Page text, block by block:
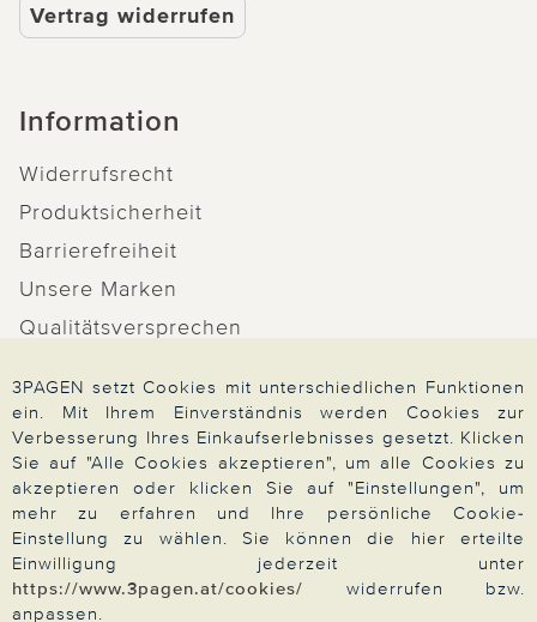
Vertrag widerrufen
Information
Widerrufsrecht
Produktsicherheit
Barrierefreiheit
Unsere Marken
Qualitätsversprechen
Zahlung & Versand
Über 3PAGEN
3PAGEN setzt Cookies mit unterschiedlichen Funktionen
ein. Mit Ihrem Einverständnis werden Cookies zur
Verbesserung Ihres Einkaufserlebnisses gesetzt. Klicken
Sie auf "Alle Cookies akzeptieren", um alle Cookies zu
akzeptieren oder klicken Sie auf "Einstellungen", um
mehr zu erfahren und Ihre persönliche Cookie-
Einstellung zu wählen. Sie können die hier erteilte
Einwilligung jederzeit unter
https://www.3pagen.at/cookies/ widerrufen bzw.
anpassen.